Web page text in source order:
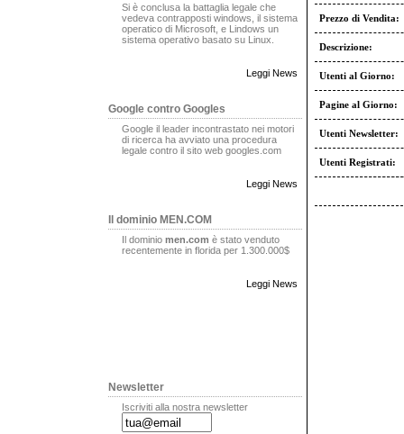
Si è conclusa la battaglia legale che
vedeva contrapposti windows, il sistema
operatico di Microsoft, e Lindows un
sistema operativo basato su Linux.
Leggi News
Google contro Googles
Google il leader incontrastato nei motori
di ricerca ha avviato una procedura
legale contro il sito web googles.com
Leggi News
Il dominio MEN.COM
Il dominio men.com è stato venduto
recentemente in florida per 1.300.000$
Leggi News
Newsletter
Iscriviti alla nostra newsletter
Prezzo di Vendita:
Descrizione:
Utenti al Giorno:
Pagine al Giorno:
Utenti Newsletter:
Utenti Registrati: